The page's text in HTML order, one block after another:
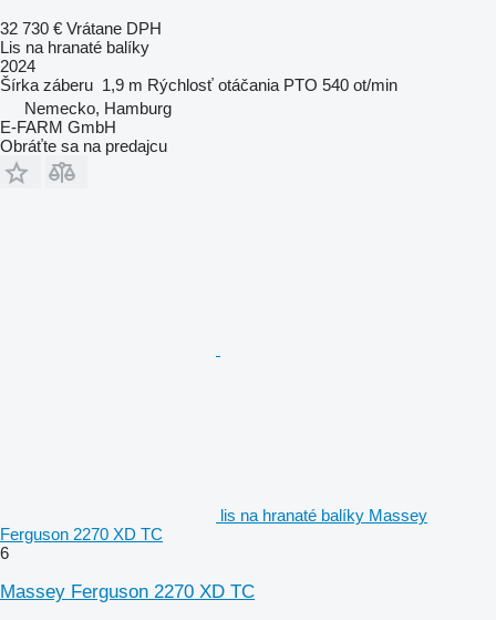
32 730 € Vrátane DPH
Lis na hranaté balíky
2024
Šírka záberu 1,9 m Rýchlosť otáčania PTO 540 ot/min
Nemecko, Hamburg
E-FARM GmbH
Obráťte sa na predajcu
lis na hranaté balíky Massey
Ferguson 2270 XD TC
6
Massey Ferguson 2270 XD TC